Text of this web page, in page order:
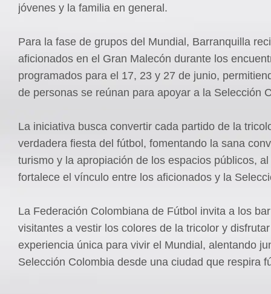
jóvenes y la familia en general.
Para la fase de grupos del Mundial, Barranquilla
aficionados en el Gran Malecón durante los
programados para el 17, 23 y 27 de junio,
de personas se reúnan para apoyar a la Selección
La iniciativa busca convertir cada partido de la
verdadera fiesta del fútbol, fomentando la sana
turismo y la apropiación de los espacios públicos,
fortalece el vínculo entre los aficionados y la
La Federación Colombiana de Fútbol invita a los
visitantes a vestir los colores de la tricolor y
experiencia única para vivir el Mundial, alentando
Selección Colombia desde una ciudad que respira